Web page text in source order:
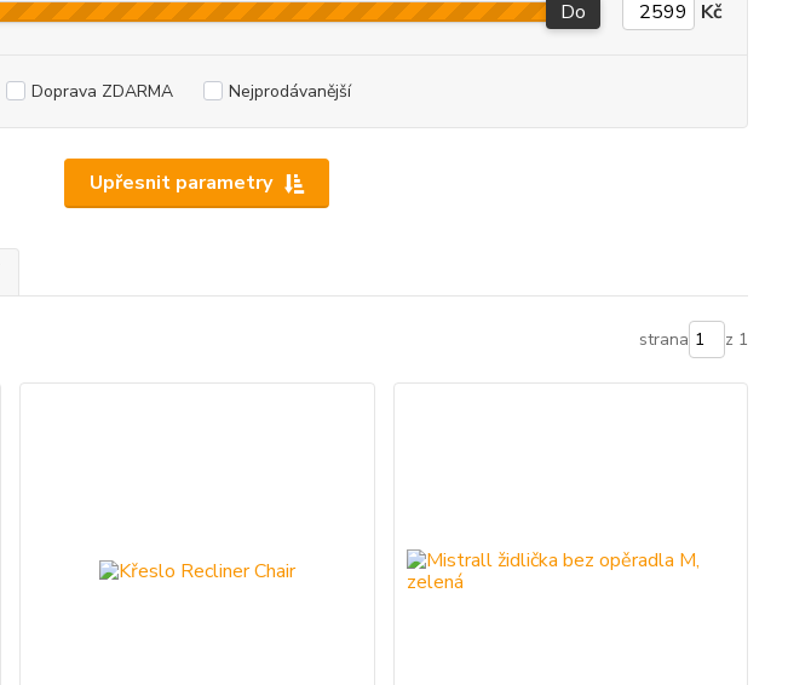
Upřesnit parametry
Do Kč
Doprava ZDARMA Nejprodávanější
strana z 1